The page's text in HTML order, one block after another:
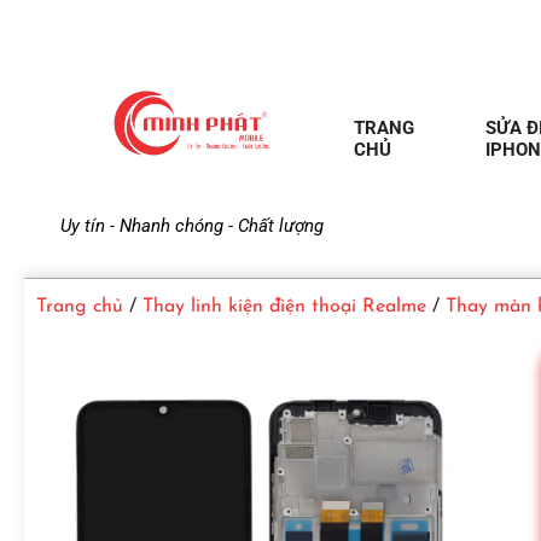
M
i
n
h
Uy tín - Nhanh chóng - Chất lượng
TRANG
CHỦ
SỬA
Trang chủ / Thay linh kiện điện thoại Realme / Thay